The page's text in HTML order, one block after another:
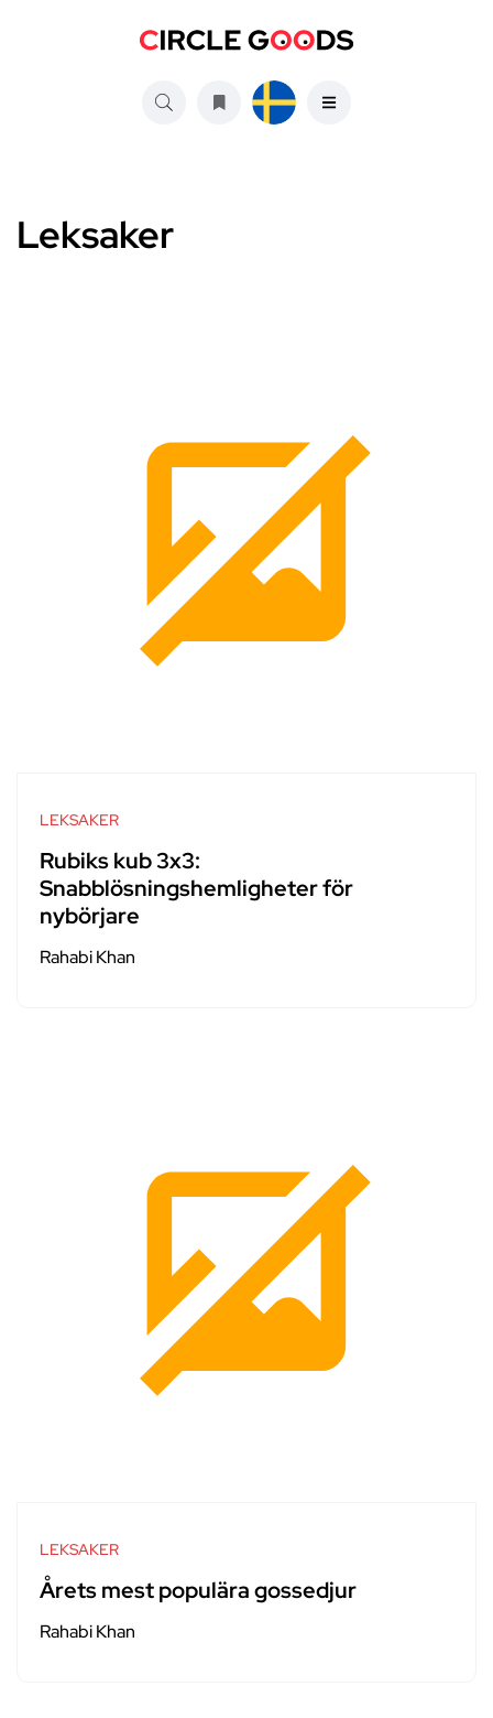
Leksaker
LEKSAKER
Rubiks kub 3x3:
Snabblösningshemligheter för
nybörjare
Rahabi Khan
LEKSAKER
Årets mest populära gossedjur
Rahabi Khan